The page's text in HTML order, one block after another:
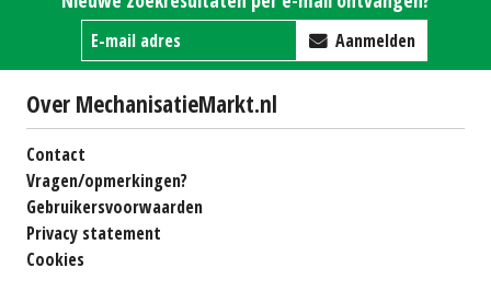
Aanmelden
Over MechanisatieMarkt.nl
Contact
Vragen/opmerkingen?
Gebruikersvoorwaarden
Privacy statement
Cookies